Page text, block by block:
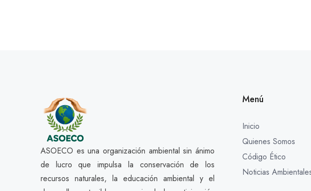
ASOECO es una organización ambiental sin ánimo
de lucro que impulsa la conservación de los
recursos naturales, la educación ambiental y el
Menú
Inicio
Quienes Somos
Código Ético
Noticias